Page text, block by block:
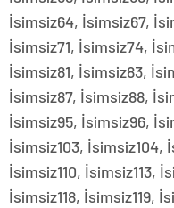
İsimsiz64, İsimsiz67,
İsimsiz71, İsimsiz74,
İsimsiz81, İsimsiz83,
İsimsiz87, İsimsiz88,
İsimsiz95, İsimsiz96,
İsimsiz103, İsimsiz104,
İsimsiz110, İsimsiz113,
İsimsiz118, İsimsiz119,